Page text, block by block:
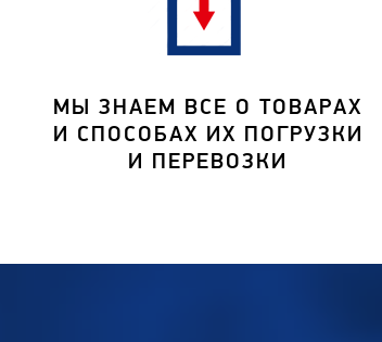
МЫ ЗНАЕМ ВСЕ О ТОВАРАХ
И СПОСОБАХ ИХ ПОГРУЗКИ
И ПЕРЕВОЗКИ